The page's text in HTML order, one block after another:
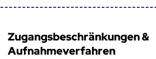
Zugangsbeschränkungen &
Aufnahmeverfahren